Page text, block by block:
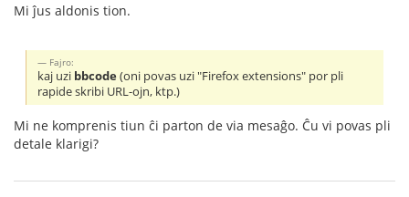
Mi ĵus aldonis tion.
Fajro:
kaj uzi bbcode(oni povas uzi "Firefox extensions" por pli
rapide skribi URL-ojn, ktp.)
Mi ne komprenis tiun ĉi parton de via mesaĝo. Ĉu vi povas pli
detale klarigi?